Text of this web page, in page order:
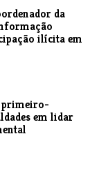
da
ilícita em
primeiro-
em lidar